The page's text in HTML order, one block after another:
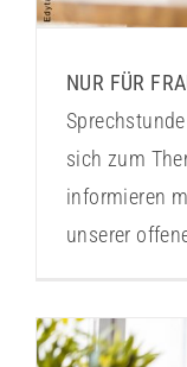
NUR FÜR
sich zum
informieren
unserer